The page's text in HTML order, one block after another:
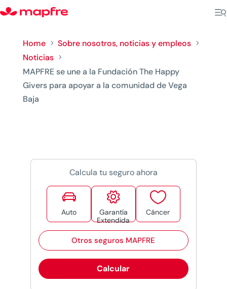
Home 5 Sobre nosotros, noticias y empleos 5
Noticias 5
MAPFRE se une a la Fundación The Happy
Givers para apoyar a la comunidad de Vega
Baja
Calcula tu seguro ahora

Auto

Garantía
Extendida

Cáncer
Otros seguros MAPFRE
Calcular